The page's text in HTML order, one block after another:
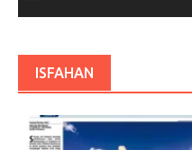
ISFAHAN